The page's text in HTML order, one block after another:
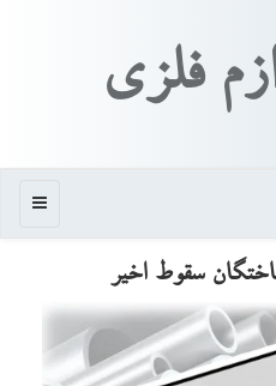
فلزی
منو
سقوط اخیر